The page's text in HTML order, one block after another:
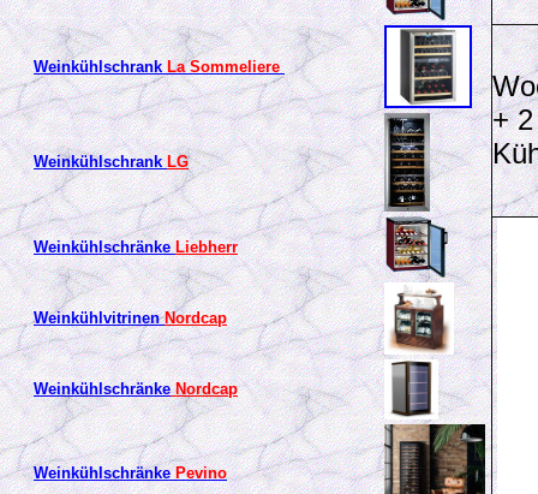
Weinkühlschrank La Sommeliere
WeinkühlschrankLG
WeinkühlschränkeLiebherr
WeinkühlvitrinenNordcap
WeinkühlschränkeNordcap
WeinkühlschränkePevino
+